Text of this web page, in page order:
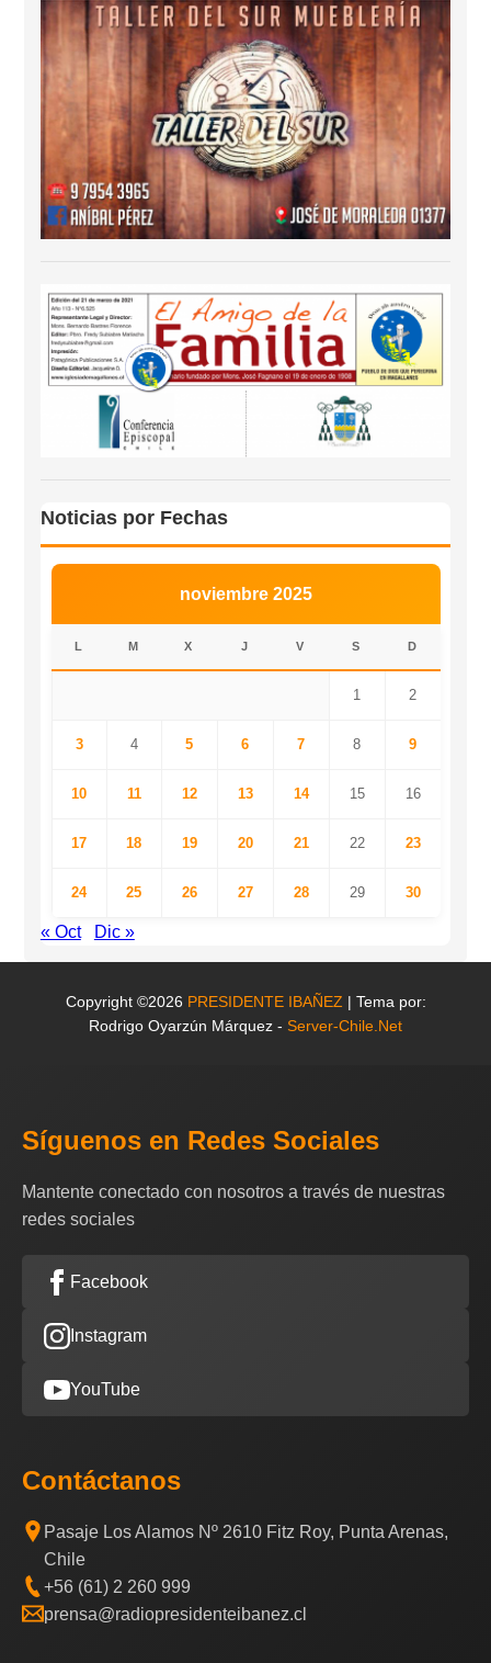
Noticias por Fechas
noviembre 2025
L M X J V S D
1 2
3 4 5 6 7 8 9
10 11 12 13 14 15 16
17 18 19 20 21 22 23
24 25 26 27 28 29 30
« Oct Dic »
Copyright ©2026 PRESIDENTE IBAÑEZ | Tema por:
Rodrigo Oyarzún Márquez - Server-Chile.Net
Síguenos en Redes Sociales
Mantente conectado con nosotros a través de nuestras
redes sociales
Facebook
Instagram
YouTube
Contáctanos
Pasaje Los Alamos Nº 2610 Fitz Roy, Punta Arenas,
Chile
+56 (61) 2 260 999
prensa@radiopresidenteibanez.cl